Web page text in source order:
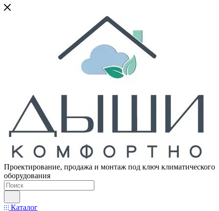
Проектирование, продажа и монтаж под ключ климатического
оборудования
Каталог